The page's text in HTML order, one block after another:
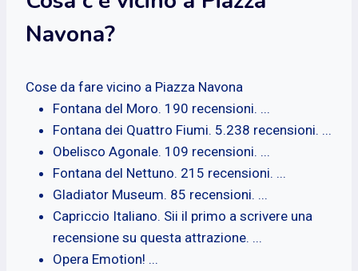
Navona?
Cose da fare vicino a Piazza Navona
Fontana del Moro. 190 recensioni. ...
Fontana dei Quattro Fiumi. 5.238 recensioni. ...
Obelisco Agonale. 109 recensioni. ...
Fontana del Nettuno. 215 recensioni. ...
Gladiator Museum. 85 recensioni. ...
Capriccio Italiano. Sii il primo a scrivere una
recensione su questa attrazione. ...
Opera Emotion! ...